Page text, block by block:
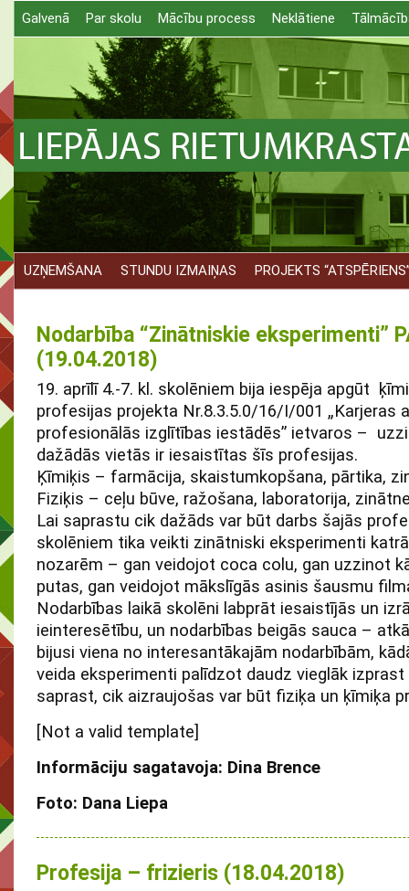
Galvenā Par skolu Mācību process Neklātiene
UZŅEMŠANA STUNDU IZMAIŅAS PROJEKTS
Nodarbība “Zinātniskie eksperimenti”
(19.04.2018)
19. aprīlī 4.-7. kl. skolēniem bija iespēja apgūt
profesijas projekta Nr.8.3.5.0/16/I/001 „Karjeras
profesionālās izglītības iestādēs” ietvaros –
dažādās vietās ir iesaistītas šīs profesijas.
Ķīmiķis – farmācija, skaistumkopšana, pārtika,
Fiziķis – ceļu būve, ražošana, laboratorija,
Lai saprastu cik dažāds var būt darbs šajās
skolēniem tika veikti zinātniski eksperimenti
nozarēm – gan veidojot coca colu, gan uzzinot
putas, gan veidojot mākslīgās asinis šausmu
Nodarbības laikā skolēni labprāt iesaistījās un
ieinteresētību, un nodarbības beigās sauca –
bijusi viena no interesantākajām nodarbībām,
veida eksperimenti palīdzot daudz vieglāk
saprast, cik aizraujošas var būt fiziķa un ķīmiķa
[Not a valid template]
Informāciju sagatavoja: Dina Brence
Foto: Dana Liepa
Profesija – frizieris (18.04.2018)